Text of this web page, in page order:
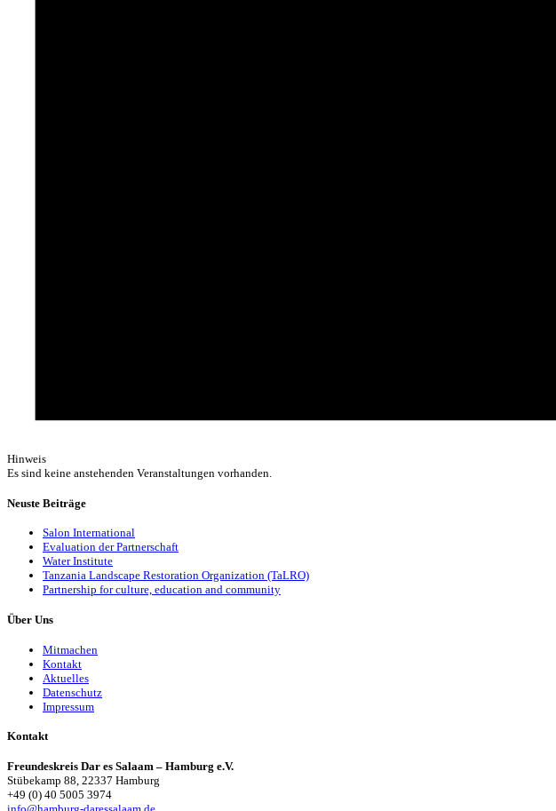
Hinweis
Es sind keine anstehenden Veranstaltungen vorhanden.
Neuste Beiträge
Salon International
Evaluation der Partnerschaft
Water Institute
Tanzania Landscape Restoration Organization (TaLRO)
Partnership for culture, education and community
Über Uns
Mitmachen
Kontakt
Aktuelles
Datenschutz
Impressum
Kontakt
Freundeskreis Dar es Salaam – Hamburg e.V.
Stübekamp 88, 22337 Hamburg
+49 (0) 40 5005 3974